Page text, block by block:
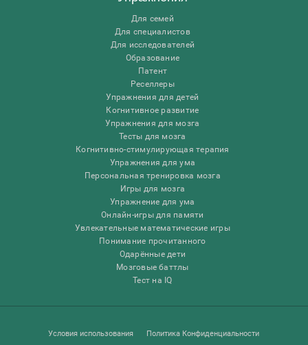
Для семей
Для специалистов
Для исследователей
Образование
Патент
Реселлеры
Упражнения для детей
Когнитивное развитие
Упражнения для мозга
Тесты для мозга
Когнитивно-стимулирующая терапия
Упражнения для ума
Персональная тренировка мозга
Игры для мозга
Упражнение для ума
Онлайн-игры для памяти
Увлекательные математические игры
Понимание прочитанного
Одарённые дети
Мозговые баттлы
Тест на IQ
Условия использования Политика Конфиденциальности